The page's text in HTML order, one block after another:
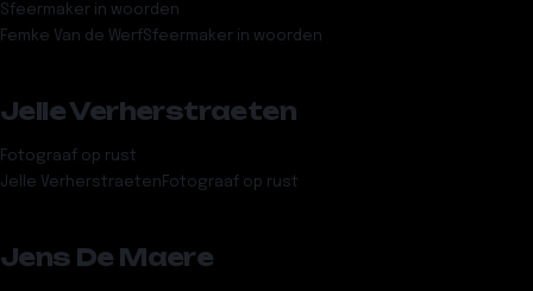
Sfeermaker in woorden
Femke Van de WerfSfeermaker in woorden
Jelle Verherstraeten
Fotograaf op rust
Jelle Verherstraeten Fotograaf op rust
Jens De Maere